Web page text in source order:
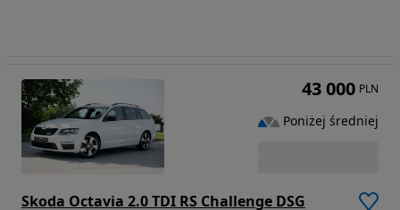
Skoda Octavia 2.0 TDI RS Challenge DSG
43 000 PLN
Poniżej średniej